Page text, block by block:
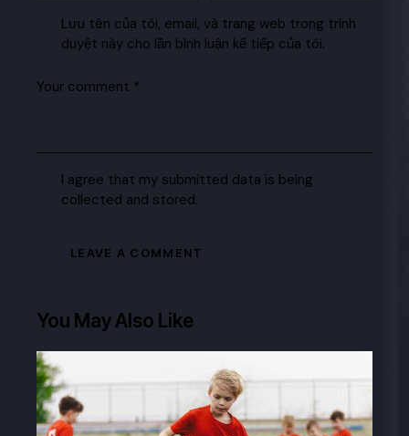
Lưu tên của tôi, email, và trang web trong trình
duyệt này cho lần bình luận kế tiếp của tôi.
I agree that my submitted data is being
collected and stored.
You May Also Like